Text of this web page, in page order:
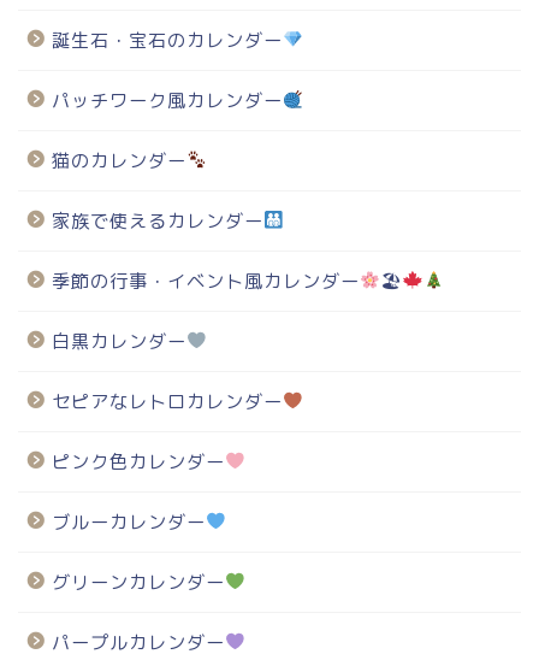
誕生石・宝石のカレンダー
パッチワーク風カレンダー
猫のカレンダー
家族で使えるカレンダー
季節の行事・イベント風カレンダー 🏖
白黒カレンダー
セピアなレトロカレンダー
ピンク色カレンダー
ブルーカレンダー
グリーンカレンダー
パープルカレンダー